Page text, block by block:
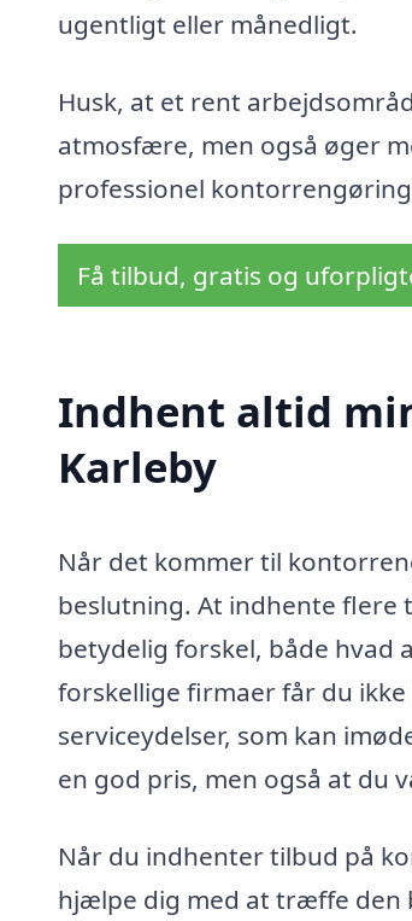
ugentligt eller månedligt.
Husk, at et rent
atmosfære, men også øger
professionel
Få tilbud, gratis og
Indhent altid
Karleby
Når det kommer til
beslutning. At indhente flere
betydelig forskel, både hvad
forskellige firmaer får du
serviceydelser, som kan
en god pris, men også at du
Når du indhenter tilbud på
hjælpe dig med at træffe den